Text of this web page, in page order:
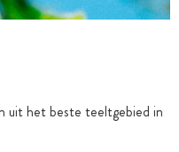
uit het beste teeltgebied in